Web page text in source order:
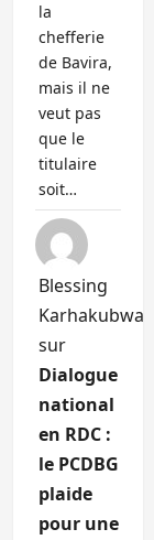
la
chefferie
de Bavira,
mais il ne
veut pas
que le
titulaire
soit…
Blessing
Karhakubwa
sur
Dialogue
national
en RDC :
le PCDBG
plaide
pour une